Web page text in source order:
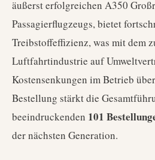
äußerst erfolgreichen A350
Passagierflugzeugs, bietet
Treibstoffeffizienz, was mit dem
Luftfahrtindustrie auf
Kostensenkungen im Betrieb
Bestellung stärkt die
beeindruckenden 101
der nächsten Generation.